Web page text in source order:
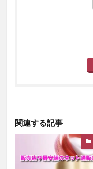
関連する記事